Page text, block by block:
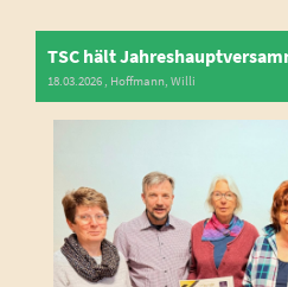
TSC hält
18.03.2026 , Hoffmann, Willi